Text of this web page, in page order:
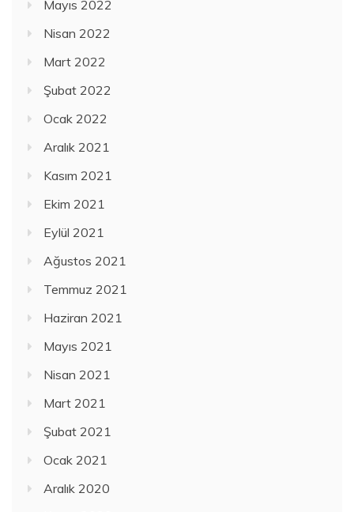
Mayıs 2022
Nisan 2022
Mart 2022
Şubat 2022
Ocak 2022
Aralık 2021
Kasım 2021
Ekim 2021
Eylül 2021
Ağustos 2021
Temmuz 2021
Haziran 2021
Mayıs 2021
Nisan 2021
Mart 2021
Şubat 2021
Ocak 2021
Aralık 2020